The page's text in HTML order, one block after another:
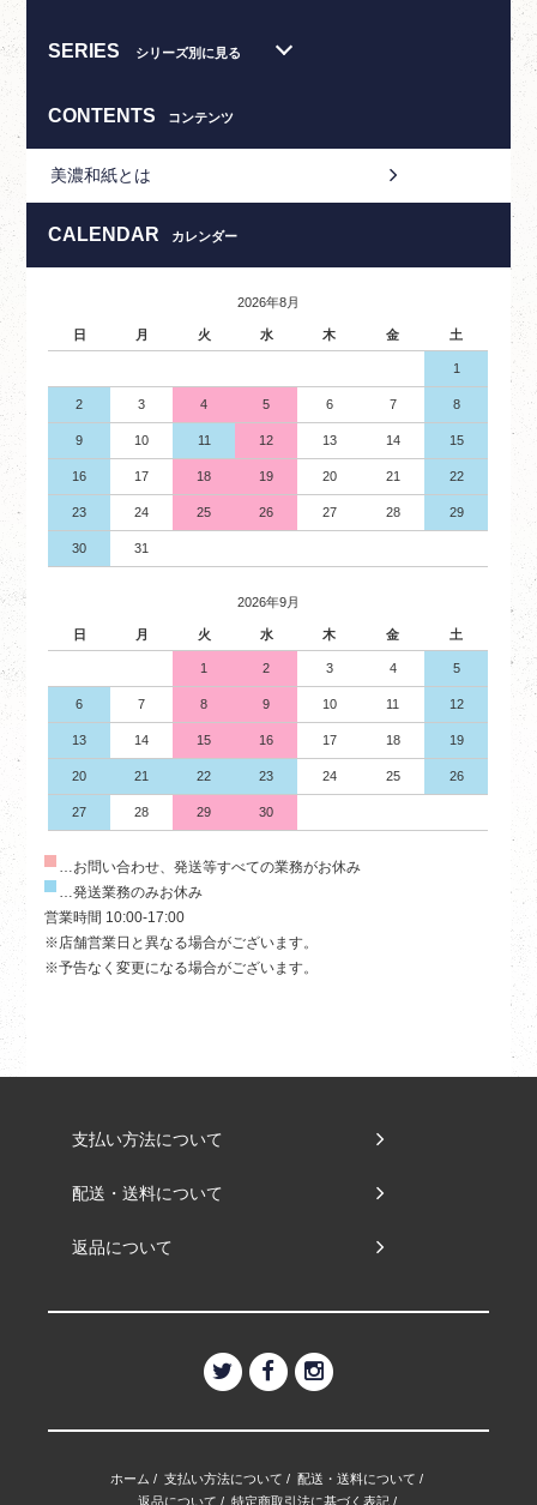
SERIES シリーズ別に見る
CONTENTS コンテンツ
美濃和紙とは
CALENDAR カレンダー
2026年8月
日 月 火 水 木 金 土
1
2 3 4 5 6 7 8
9 10 11 12 13 14 15
16 17 18 19 20 21 22
23 24 25 26 27 28 29
30 31
2026年9月
日 月 火 水 木 金 土
1 2 3 4 5
6 7 8 9 10 11 12
13 14 15 16 17 18 19
20 21 22 23 24 25 26
27 28 29 30
…お問い合わせ、発送等すべての業務がお休み
…発送業務のみお休み
営業時間 10:00-17:00
※店舗営業日と異なる場合がございます。
※予告なく変更になる場合がございます。
支払い方法について
配送・送料について
返品について
ホーム / 支払い方法について / 配送・送料について /
返品について / 特定商取引法に基づく表記/